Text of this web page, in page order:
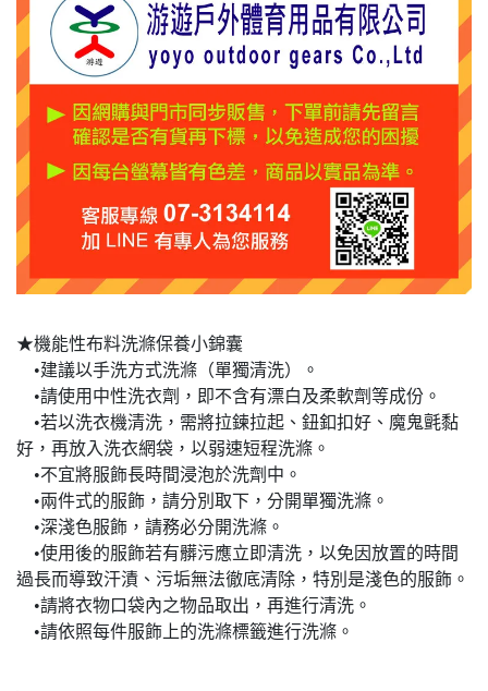
★機能性布料洗滌保養小錦囊
•建議以手洗方式洗滌（單獨清洗）。
•請使用中性洗衣劑，即不含有漂白及柔軟劑等成份。
•若以洗衣機清洗，需將拉鍊拉起、鈕釦扣好、魔鬼氈黏
好，再放入洗衣網袋，以弱速短程洗滌。
•不宜將服飾長時間浸泡於洗劑中。
•兩件式的服飾，請分別取下，分開單獨洗滌。
•深淺色服飾，請務必分開洗滌。
•使用後的服飾若有髒污應立即清洗，以免因放置的時間
過長而導致汗漬、污垢無法徹底清除，特別是淺色的服飾。
•請將衣物口袋內之物品取出，再進行清洗。
•請依照每件服飾上的洗滌標籤進行洗滌。